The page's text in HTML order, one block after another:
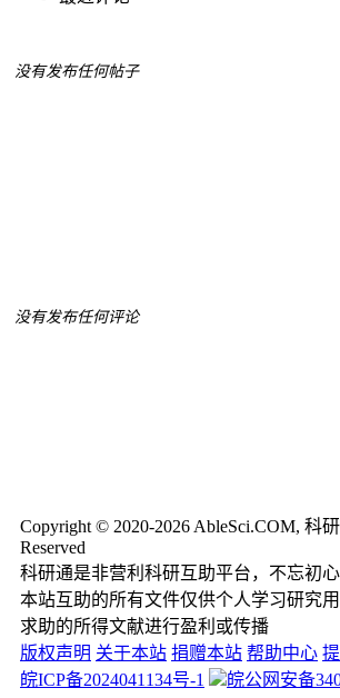
没有发布任何帖子
没有发布任何评论
Copyright © 2020-2026 AbleSci.COM, 科
Reserved
科研通是非营利科研互助平台，不忘初
本站互助的所有文件仅供个人学习研究
求助的所得文献进行盈利或传播
版权声明 关于本站 捐赠本站 帮助中心
皖ICP备2024041134号-1
皖公网安备